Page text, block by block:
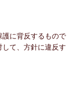
に背反するもので
て、方針に違反す